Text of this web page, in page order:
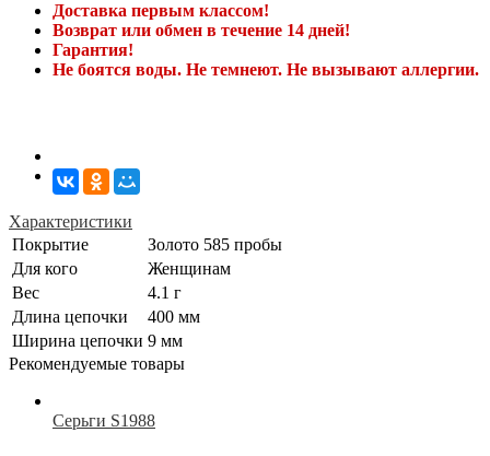
Доставка первым классом!
Возврат или обмен в течение 14 дней!
Гарантия!
Не боятся воды. Не темнеют. Не вызывают аллергии.
Характеристики
Покрытие
Золото 585 пробы
Для кого
Женщинам
Вес
4.1 г
Длина цепочки
400 мм
Ширина цепочки 9 мм
Рекомендуемые товары
Серьги S1988